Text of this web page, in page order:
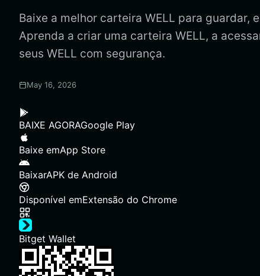
Baixe a melhor carteira WELL para guardar,
Aprenda a criar uma carteira WELL, a
seus WELL com segurança.
May 16, 2026
BAIXE AGORAGoogle Play
Baixe emApp Store
BaixarAPK de Android
Disponível emExtensão do Chrome
Bitget Wallet